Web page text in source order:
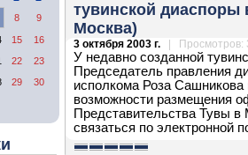
8 9
15
16
22
23
29
30
тувинской
Москва)
3 октября 2003 г. | Просмотров:
У недавно созданной
Председатель правления
исполкома Роза
возможности размещения
Представительства Тувы
связаться по электронной